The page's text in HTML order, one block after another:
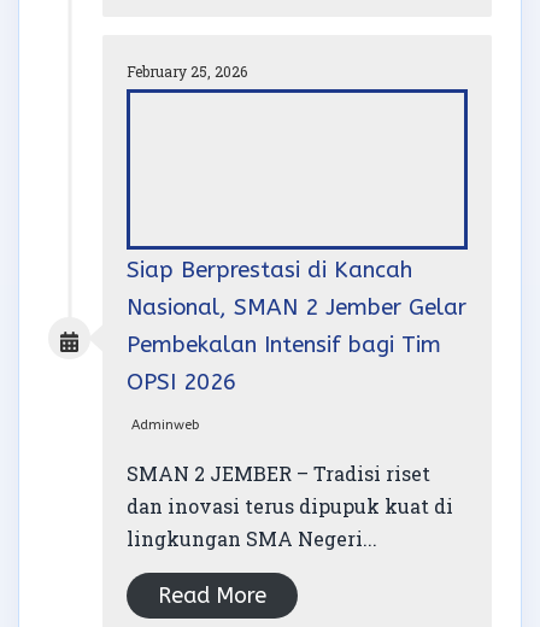
February 25, 2026
Siap Berprestasi di Kancah
Nasional, SMAN 2 Jember Gelar
Pembekalan Intensif bagi Tim
OPSI 2026
Adminweb
SMAN 2 JEMBER – Tradisi riset
dan inovasi terus dipupuk kuat di
lingkungan SMA Negeri...
Read More